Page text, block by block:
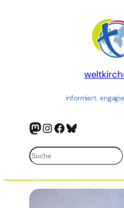
informiert.
Mastodon
Instagram
Facebook
Bluesky
Suchen